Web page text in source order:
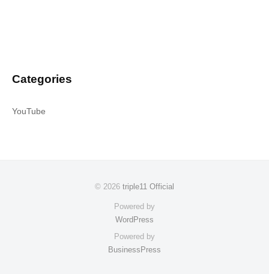
Categories
YouTube
© 2026 triple11 Official
Powered by
WordPress
Powered by
BusinessPress